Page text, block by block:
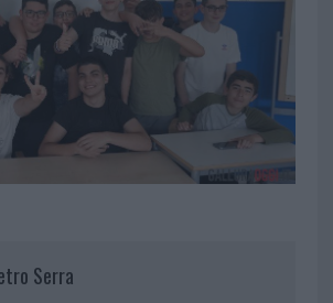
Serra